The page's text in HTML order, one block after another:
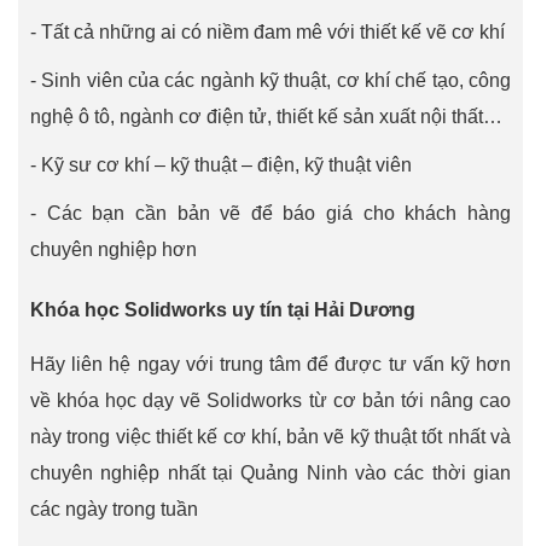
- Tất cả những ai có niềm đam mê với thiết kế vẽ cơ khí
- Sinh viên của các ngành kỹ thuật, cơ khí chế tạo, công
nghệ ô tô, ngành cơ điện tử, thiết kế sản xuất nội thất…
- Kỹ sư cơ khí – kỹ thuật – điện, kỹ thuật viên
- Các bạn cần bản vẽ để báo giá cho khách hàng
chuyên nghiệp hơn
Khóa học Solidworks uy tín tại Hải Dương
Hãy liên hệ ngay với trung tâm để được tư vấn kỹ hơn
về khóa học dạy vẽ Solidworks từ cơ bản tới nâng cao
này trong việc thiết kế cơ khí, bản vẽ kỹ thuật tốt nhất và
chuyên nghiệp nhất tại Quảng Ninh vào các thời gian
các ngày trong tuần